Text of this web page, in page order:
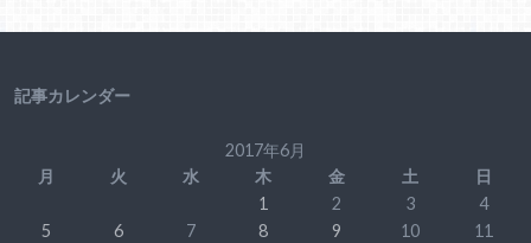
記事カレンダー
2017年6月
月
火 水 木 金 土
日
1
2 3
4
5
6 7 8 9 10
11